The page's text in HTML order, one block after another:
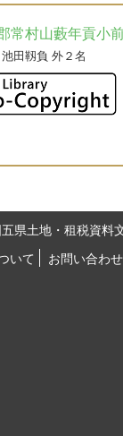
常村山藪年貢小
田靱負 外２名
県土地・租税資料
いて
お問い合わせ